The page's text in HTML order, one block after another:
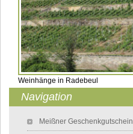
Weinhänge in Radebeul
Navigation
Meißner Geschenkgutschein